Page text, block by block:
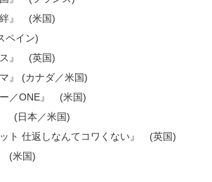
絆』 (米国)
ペイン)
ス』 (英国)
』 (カナダ／米国)
ー／ONE』 (米国)
(日本／米国)
ット 仕返しなんてコワくない』 (英国)
(米国)